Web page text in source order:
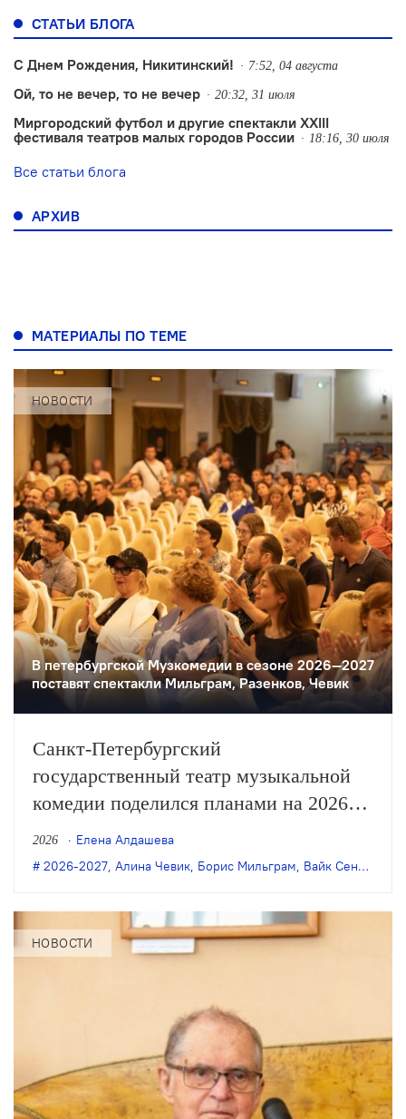
СТАТЬИ БЛОГА
С Днем Рождения, Никитинский! 7:52, 04 августа
Ой, то не вечер, то не вечер 20:32, 31 июля
Миргородский футбол и другие спектакли XXIII
фестиваля театров малых городов России
18:16, 30 июля
Все статьи блога
АРХИВ
МАТЕРИАЛЫ ПО ТЕМЕ
НОВОСТИ
В петербургской Музкомедии в сезоне 2026—2027
поставят спектакли Мильграм, Разенков, Чевик
Санкт-Петербургский
государственный театр музыкальной
комедии поделился планами на 2026
и 2027 годы, в числе которых —
премьеры постановок Бориса
Сенте и Алины Чевик, а также новый
формат работы: теперь в театре будут
отдельные подразделения мюзикла
руководителями.
2026
Елена Алдашева
2026-2027, Алина Чевик, Борис Мильграм, Вайк Сенте
НОВОСТИ